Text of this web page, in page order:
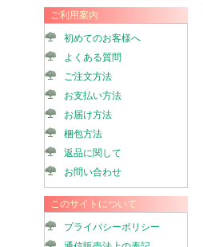
ご利用案内
初めてのお客様へ
よくある質問
ご注文方法
お支払い方法
お届け方法
梱包方法
返品に関して
お問い合わせ
このサイトについて
プライバシーポリシー